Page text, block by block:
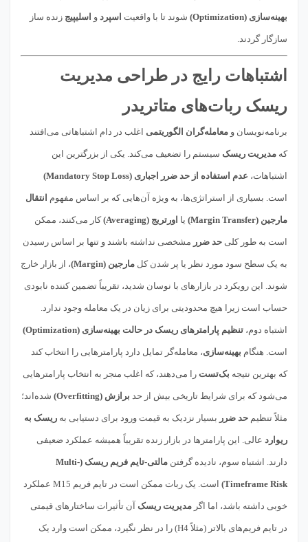
بهینه‌سازی (Optimization) شوند تا با واقعیت اسپرد و اسلیپیج زنده ساز
سازگار گردند.
اشتباهات رایج در طراحی مدیریت
ریسک ربات‌های متاتریدر
برنامه‌نویسان و معامله‌گران الگوریتمی اغلب در دام اشتباهاتی می‌افتند
که مدیریت ریسک سیستم را تضعیف می‌کند. یکی از بزرگترین این
اشتباهات، عدم استفاده از حد ضرر اجباری (Mandatory Stop Loss)
است. بسیاری از استراتژی‌ها، به ویژه آن‌هایی که بر اساس مفهوم انتقال
مارجین (Margin Transfer) یا اورتریج (Averaging) کار می‌کنند، ممکن
است به طور کلی حد ضرر مشخصی نداشته باشند و تنها بر اساس رسیدن
به یک سطح سود مورد نظر یا پر شدن کل مارجین (Margin) ، از بازار خارج
شوند. این رویکرد در بازارهای با نوسان شدید، تقریباً تضمین کننده نابودی
حساب است زیرا هیچ محدودیتی برای زیان در یک معامله وجود ندارد.
اشتباه دوم، تنظیم پارامترهای ریسک در حالت بهینه‌سازی (Optimization)
است. هنگام بهینه‌سازی، معامله‌گر تمایل دارد پارامترهایی را انتخاب کند
که بهترین نتیجه بک‌تست را می‌دهند، که اغلب منجر به انتخاب پارامترهایی
می‌شود که برای شرایط تاریخی بیش از حد برازش (Overfitting) شده‌اند؛
مثلاً تنظیم حد ضرر بسیار نزدیک به قیمت ورود برای دستیابی به ریسک به
ریوارد عالی. این پارامترها در بازار زنده تقریباً همیشه عملکرد ضعیفی
دارند. اشتباه سوم، نادیده گرفتن مالتی-تایم فریم ریسک (Multi-
Timeframe Risk) است. یک ربات ممکن است در تایم فریم M15 عملکرد
خوبی داشته باشد، اما اگر مدیریت ریسک آن تأثیرات ساختارهای قیمتی
در تایم فریم‌های بالاتر (مثلاً H4) را در نظر نگیرد، ممکن است وارد یک